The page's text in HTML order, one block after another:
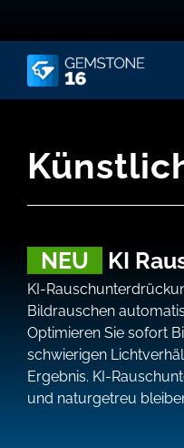
NEU KI
KI-
Bildrauschen
Optimieren Sie sofort
schwierigen
Ergebnis. KI-
und naturgetreu